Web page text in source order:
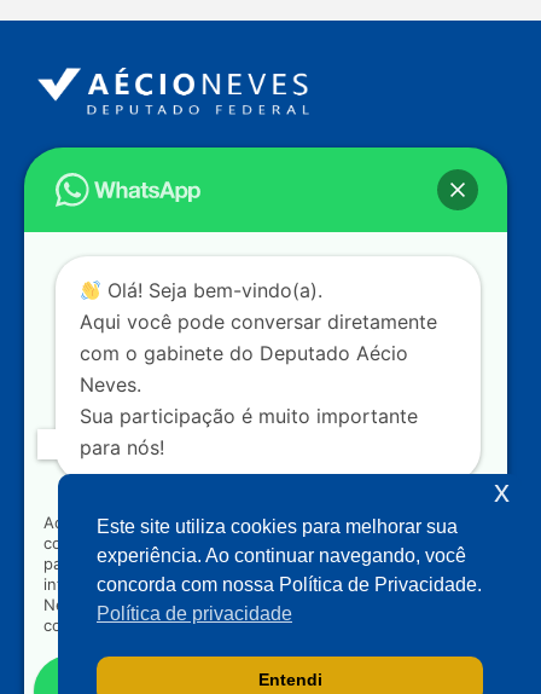
Endereço
Câmara dos Deputados
Ed. Principal, Ala C – Gabinete
Contato
dep.aecioneves@camara.leg.br
+55 (61) 3215-5964
+55 (31) 3261-0121
+55 (31) 97150-0834
Nossas redes
Acompanhe o meu mandato
Olá! Seja bem-vindo(a).
Aqui você pode conversar diretamente
com o gabinete do Deputado Aécio
Neves.
Sua participação é muito importante
para nós!
Ao clicar para iniciar o contato pelo WhatsApp, você
concorda que seus dados serão utilizados exclusivamente
para atendimento relacionado às demandas, sugestões ou
informações referentes ao mandato do Deputado Aécio
Neves. Seus dados serão tratados com sigilo e não serão
compartilhados com terceiros.
Este site utiliza cookies para melhorar sua
experiência. Ao continuar navegando, você
concorda com nossa Política de Privacidade.
Política de privacidade
Entendi
x